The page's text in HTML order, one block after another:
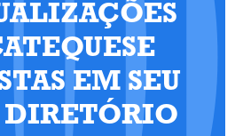
EM SEU
DIRETÓRIO